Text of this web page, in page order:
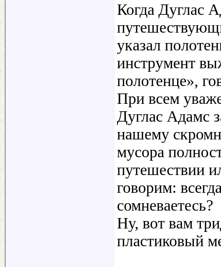
Когда Дуглас
указал
инструмент
полотенце»,
При всем
Дуглас Адамс
нашему
мусора
путешествии
говорим:
сомневаетесь?
Ну, вот вам
пластиковый